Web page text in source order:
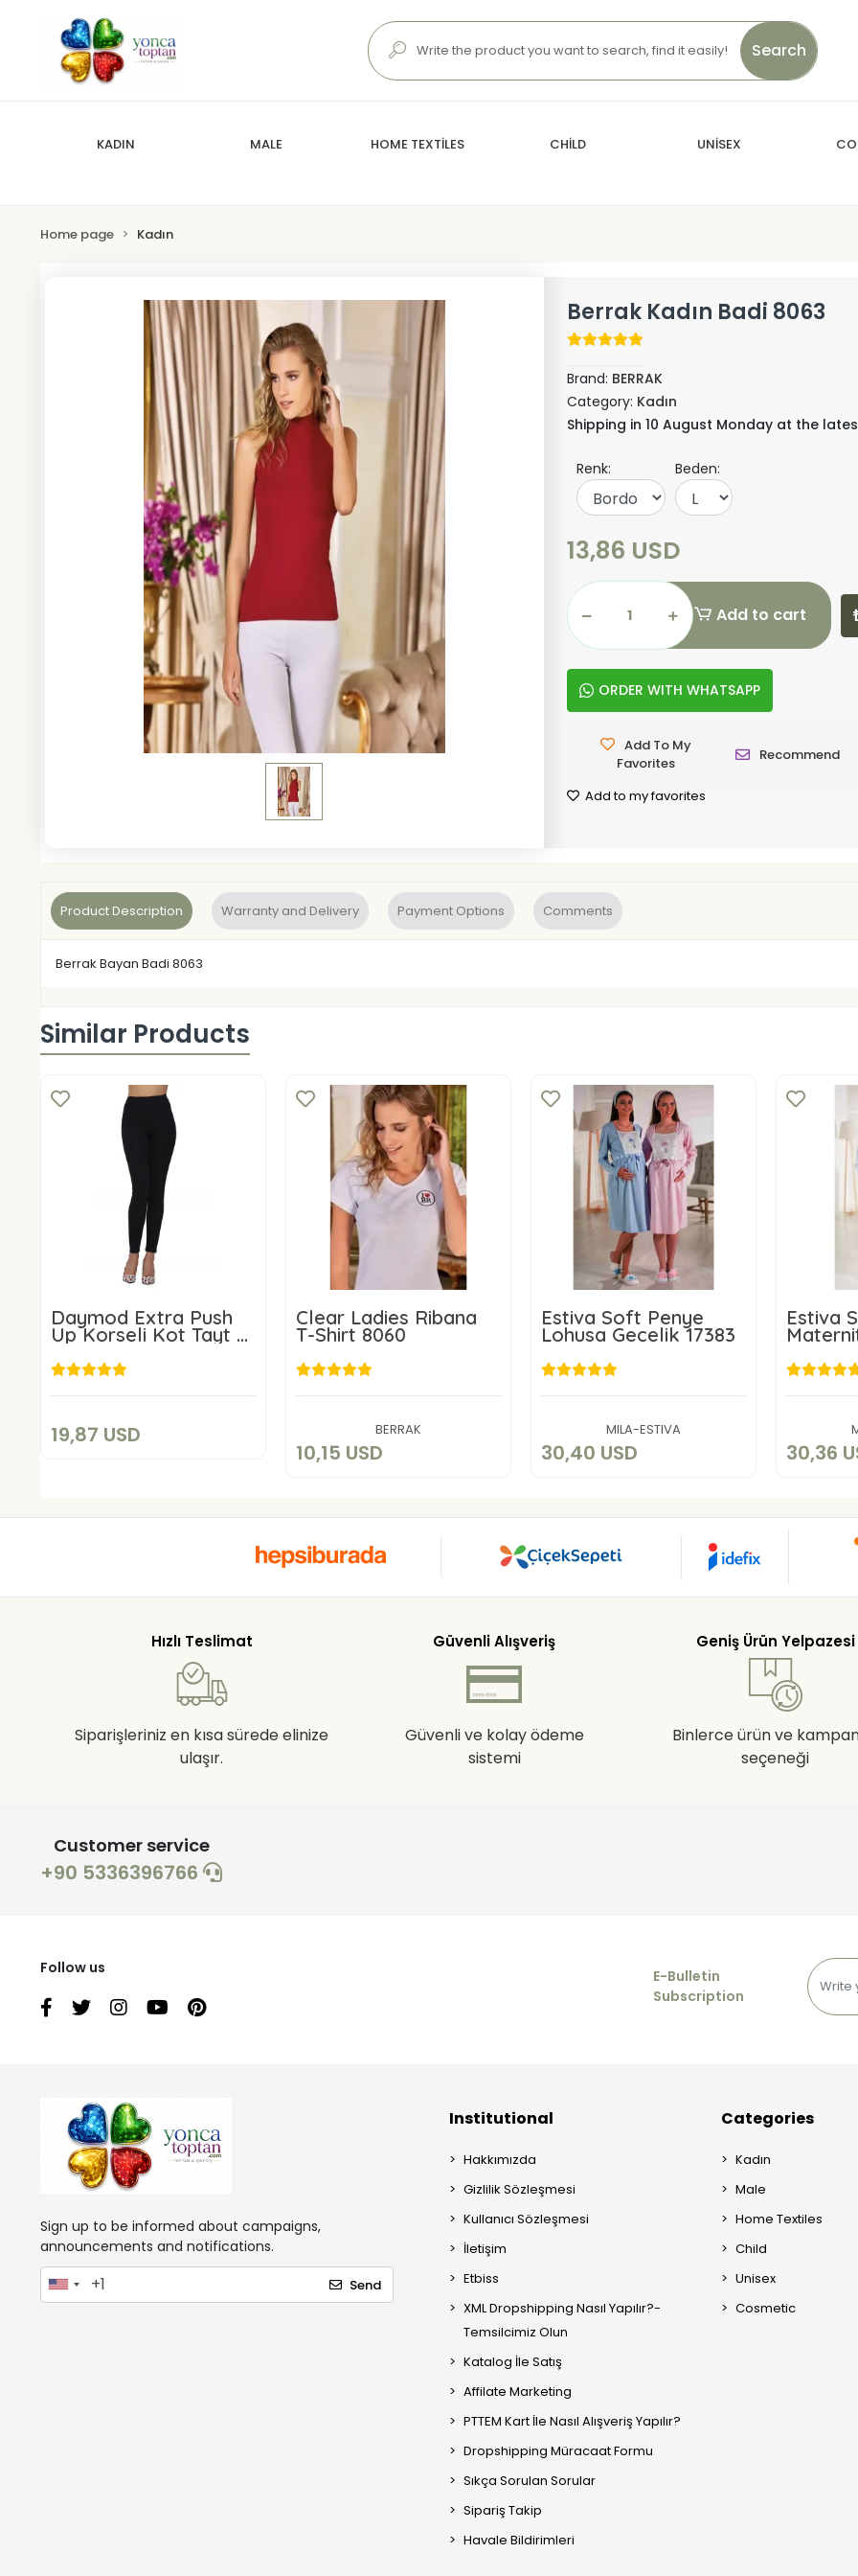
Search
KADIN MALE HOME TEXTİLES CHİLD UNİSEX
Home page Kadın
Berrak Kadın Badi 8063
Brand: BERRAK
Category: Kadın
Shipping in 10 August Monday at the
Renk: Beden:
13,86 USD
Add to cart
ORDER WITH WHATSAPP
Add To My
Favorites
Recommend
Add to my favorites
Product Description Warranty and Delivery Payment Options Comments
Berrak Bayan Badi 8063
Similar Products
Daymod Extra Push
Up Korseli Kot Tayt M
Beden
19,87 USD
19,87 USD
Clear Ladies Ribana
T-Shirt 8060
BERRAK
10,15 USD
Add to cart
Estiva Soft Penye
Lohusa Gecelik 17383
MILA-ESTIVA
30,40 USD
Add to cart
Estiva
30,36
Hızlı Teslimat
Siparişleriniz en kısa sürede elinize
ulaşır.
Güvenli Alışveriş
Güvenli ve kolay ödeme
sistemi
Geniş Ürün Yelpazesi
Binlerce ürün ve
seçeneği
Customer service
+90 5336396766
Follow us
E-Bulletin
Subscription
Sign up to be informed about campaigns,
announcements and notifications.
Send
Institutional
Hakkımızda
Gizlilik Sözleşmesi
Kullanıcı Sözleşmesi
İletişim
Etbiss
XML Dropshipping Nasıl Yapılır?-
Temsilcimiz Olun
Katalog İle Satış
Affilate Marketing
PTTEM Kart İle Nasıl Alışveriş Yapılır?
Dropshipping Müracaat Formu
Sıkça Sorulan Sorular
Sipariş Takip
Havale Bildirimleri
Categories
Kadın
Male
Home Textiles
Child
Unisex
Cosmetic